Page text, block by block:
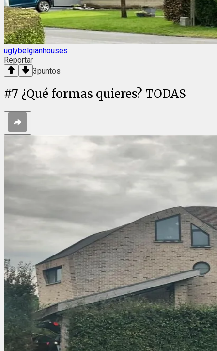
uglybelgianhouses
Reportar
3puntos
#7 ¿Qué formas quieres? TODAS